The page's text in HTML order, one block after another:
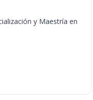
y Maestría en